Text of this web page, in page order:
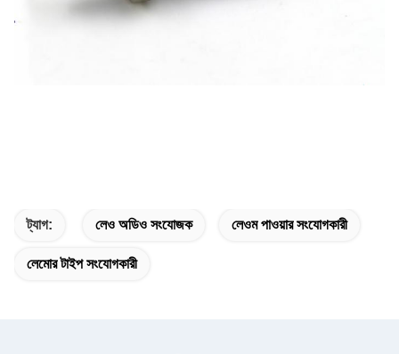
ট্যাগ: লেও অডিও সংযোজক লেওম পাওয়ার সংযোগকারী
লেমোর টাইপ সংযোগকারী